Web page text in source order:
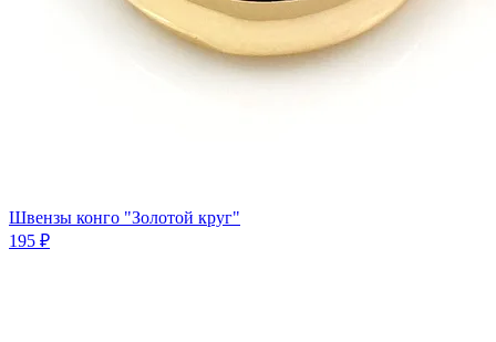
Швензы конго "Золотой круг"
195 ₽